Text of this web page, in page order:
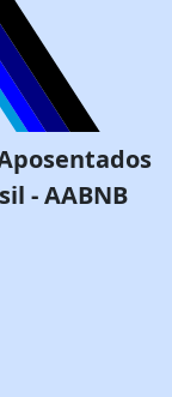
- AABNB